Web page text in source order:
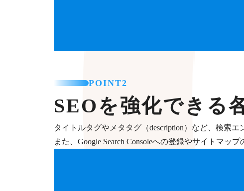
POINT2
SEOを強化できる
タイトルタグやメタタグ（description）など、検索
また、Google Search Consoleへの登録やサイトマップ